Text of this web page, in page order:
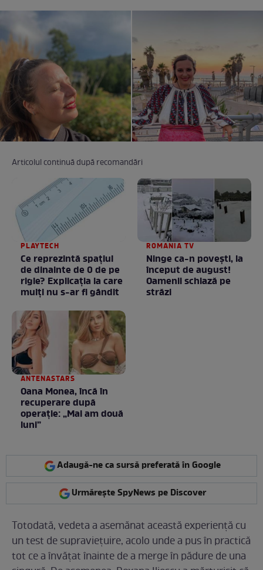
Articolul continuă după recomandări
PLAYTECH
Ce reprezintă spaţiul
de dinainte de 0 de pe
rigle? Explicaţia la care
mulţi nu s-ar fi gândit
ROMANIA TV
Ninge ca-n povești, la
început de august!
Oamenii schiază pe
străzi
ANTENASTARS
Oana Monea, încă în
recuperare după
operație: „Mai am două
luni”
Adaugă-ne ca sursă preferată în Google
Urmărește SpyNews pe Discover
Totodată, vedeta a asemănat această experiență cu
un test de supraviețuire, acolo unde a pus în practică
tot ce a învățat înainte de a merge în pădure de una